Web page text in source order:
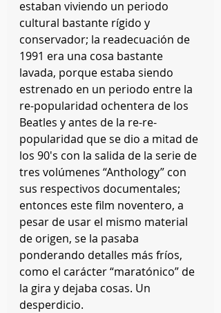
estaban viviendo un periodo
cultural bastante rígido y
conservador; la readecuación de
1991 era una cosa bastante
lavada, porque estaba siendo
estrenado en un periodo entre la
re-popularidad ochentera de los
Beatles y antes de la re-re-
popularidad que se dio a mitad de
los 90's con la salida de la serie de
tres volúmenes “Anthology” con
sus respectivos documentales;
entonces este film noventero, a
pesar de usar el mismo material
de origen, se la pasaba
ponderando detalles más fríos,
como el carácter “maratónico” de
la gira y dejaba cosas. Un
desperdicio.